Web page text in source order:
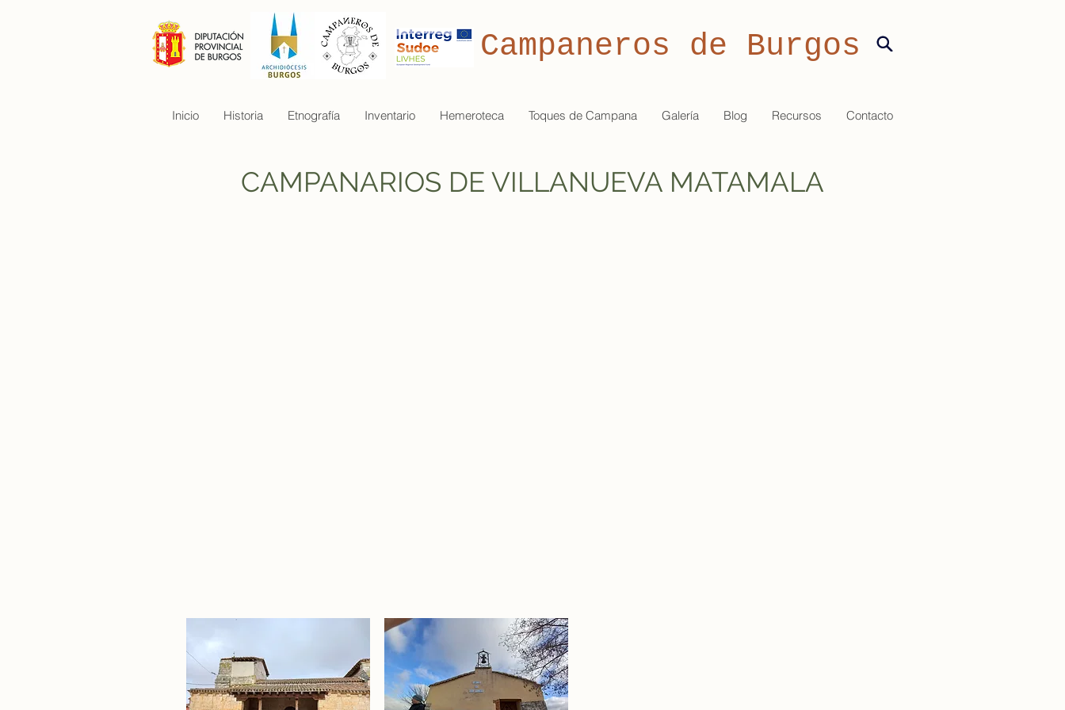
Campaneros de Burgos
Inicio Historia Etnografía Inventario Hemeroteca Toques de Campana Galería Blog Recursos Contacto
CAMPANARIOS DE VILLANUEVA MATAMALA